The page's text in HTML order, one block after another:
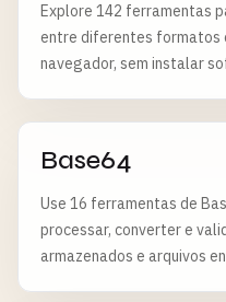
Explore 142 ferramentas
entre diferentes formatos
navegador, sem instalar
Base64
Use 16 ferramentas de
processar, converter e
armazenados e arquivos